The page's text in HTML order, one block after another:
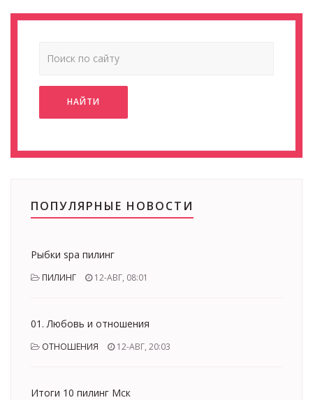
НАЙТИ
ПОПУЛЯРНЫЕ НОВОСТИ
Рыбки spa пилинг
ПИЛИНГ 12-АВГ, 08:01
01. Любовь и отношения
ОТНОШЕНИЯ 12-АВГ, 20:03
Итоги 10 пилинг Мск